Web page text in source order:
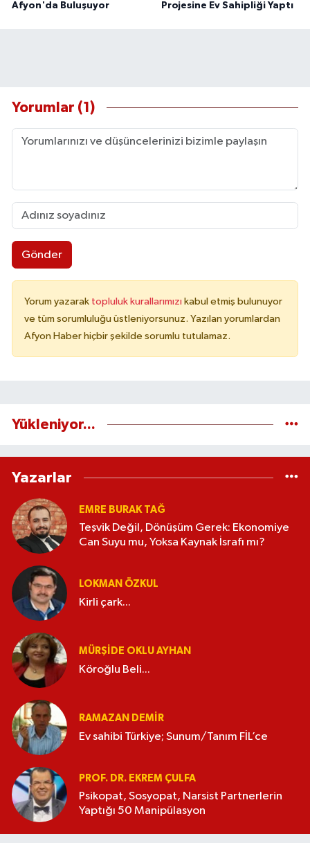
Afyon'da Buluşuyor Projesine Ev Sahipliği Yaptı
Yorumlar (1)
Gönder
Yorum yazarak topluluk kurallarımızı kabul etmiş bulunuyor
ve tüm sorumluluğu üstleniyorsunuz. Yazılan yorumlardan
Afyon Haber hiçbir şekilde sorumlu tutulamaz.
Yükleniyor...
Yazarlar
EMRE BURAK TAĞ
Teşvik Değil, Dönüşüm Gerek: Ekonomiye
Can Suyu mu, Yoksa Kaynak İsrafı mı?
LOKMAN ÖZKUL
Kirli çark...
MÜRŞIDE OKLU AYHAN
Köroğlu Beli...
RAMAZAN DEMİR
Ev sahibi Türkiye; Sunum/Tanım FİL’ce
PROF. DR. EKREM ÇULFA
Psikopat, Sosyopat, Narsist Partnerlerin
Yaptığı 50 Manipülasyon